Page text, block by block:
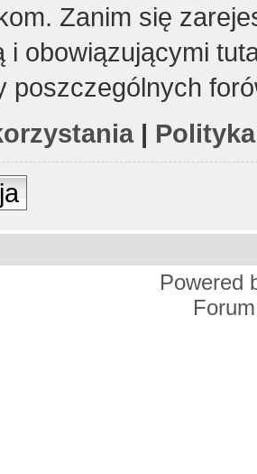
Zanim się
i obowiązującymi
poszczególnych
|
Powered